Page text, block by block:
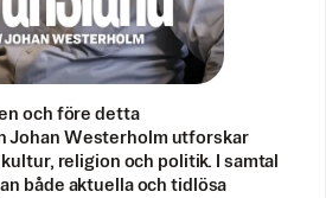
och före detta
Johan Westerholm utforskar
religion och politik. I samtal
både aktuella och tidlösa